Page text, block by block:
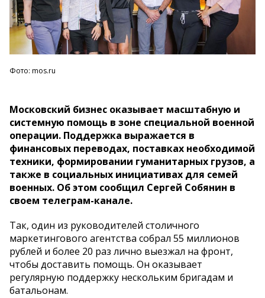
Фото: mos.ru
Московский бизнес оказывает масштабную и
системную помощь в зоне специальной военной
операции. Поддержка выражается в
финансовых переводах, поставках необходимой
техники, формировании гуманитарных грузов, а
также в социальных инициативах для семей
военных. Об этом сообщил Сергей Собянин в
своем телеграм-канале.
Так, один из руководителей столичного
маркетингового агентства собрал 55 миллионов
рублей и более 20 раз лично выезжал на фронт,
чтобы доставить помощь. Он оказывает
регулярную поддержку нескольким бригадам и
батальонам.